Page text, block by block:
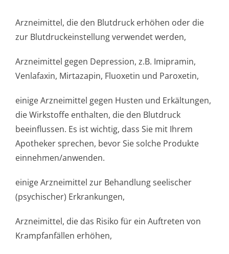
Arzneimittel, die den Blutdruck erhöhen oder die
zur Blutdruckeinste­llung verwendet werden,
Arzneimittel gegen Depression, z.B. Imipramin,
Venlafaxin, Mirtazapin, Fluoxetin und Paroxetin,
einige Arzneimittel gegen Husten und Erkältungen,
die Wirkstoffe enthalten, die den Blutdruck
beeinflussen. Es ist wichtig, dass Sie mit Ihrem
Apotheker sprechen, bevor Sie solche Produkte
einnehmen/anwenden.
einige Arzneimittel zur Behandlung seelischer
(psychischer) Erkrankungen,
Arzneimittel, die das Risiko für ein Auftreten von
Krampfanfällen erhöhen,